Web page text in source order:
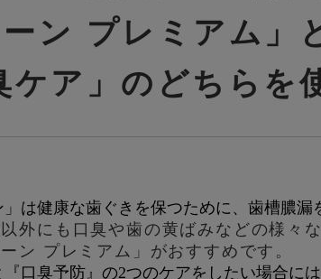
ン プレミアム」
ケア」のどちらを
」は健康な歯ぐきを保つために、歯槽膿漏
以外にも口臭や歯の黄ばみなどの様
ン プレミアム」がおすすめです。
『 口臭予防』 の2つのケアをしたい場合に